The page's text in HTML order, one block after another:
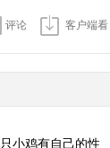
评论 客户端看
小鸡有自己的性